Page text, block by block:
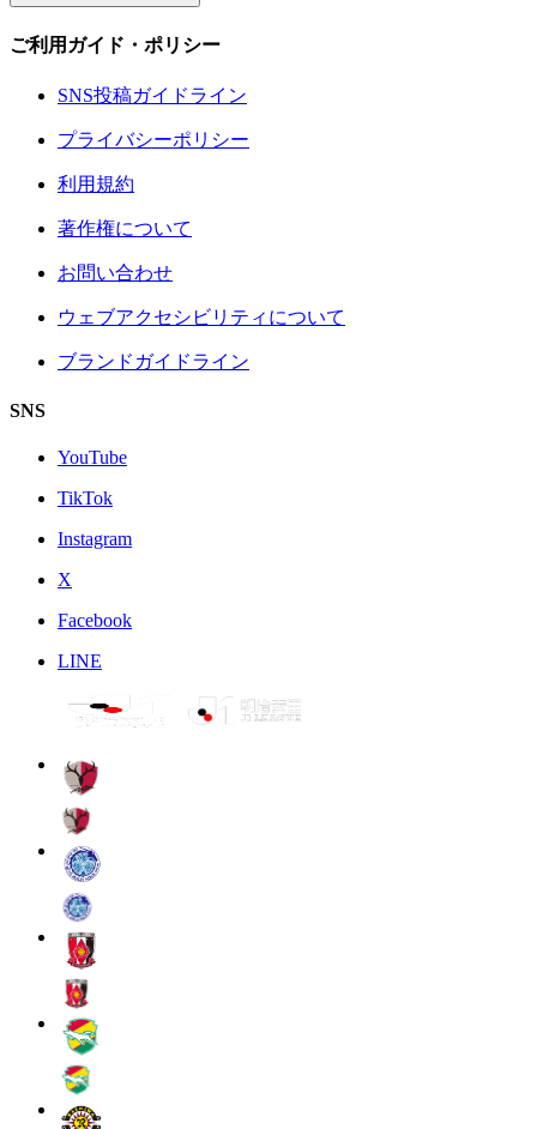
ご利用ガイド・ポリシー
SNS投稿ガイドライン
プライバシーポリシー
利用規約
著作権について
お問い合わせ
ウェブアクセシビリティについて
ブランドガイドライン
SNS
YouTube
TikTok
Instagram
X
Facebook
LINE